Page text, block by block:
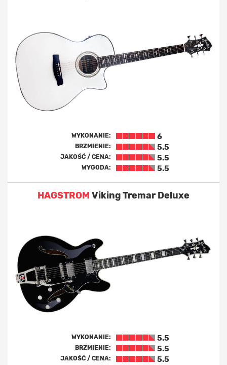
WYKONANIE: 6
BRZMIENIE: 5.5
JAKOŚĆ / CENA: 5.5
WYGODA: 5.5
HAGSTROM Viking Tremar Deluxe
WYKONANIE: 5.5
BRZMIENIE: 5.5
JAKOŚĆ / CENA: 5.5